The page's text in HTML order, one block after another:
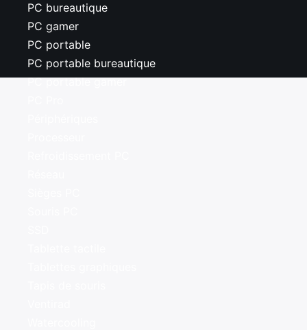
PC bureautique
PC gamer
PC portable
PC portable bureautique
PC portable gamer